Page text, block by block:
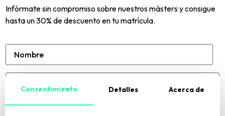
Infórmate sin compromiso sobre nuestros másters y consigue
hasta un 30% de descuento en tu matrícula.
Consentimiento Detalles Acerca de